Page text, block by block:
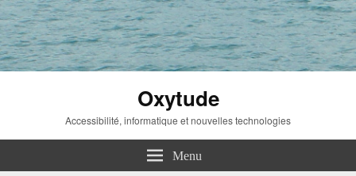
Oxytude
Accessibilité, informatique et nouvelles technologies
Menu